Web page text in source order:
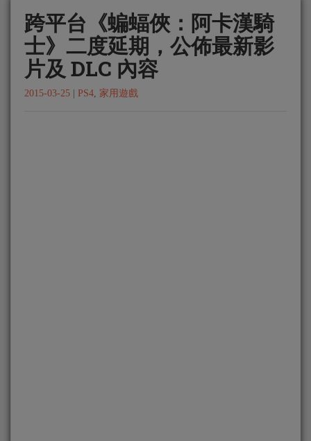
跨平台《蝙蝠俠：阿卡漢騎
士》二度延期，公佈最新影
片及 DLC 內容
2015-03-25 PS4, 家用遊戲